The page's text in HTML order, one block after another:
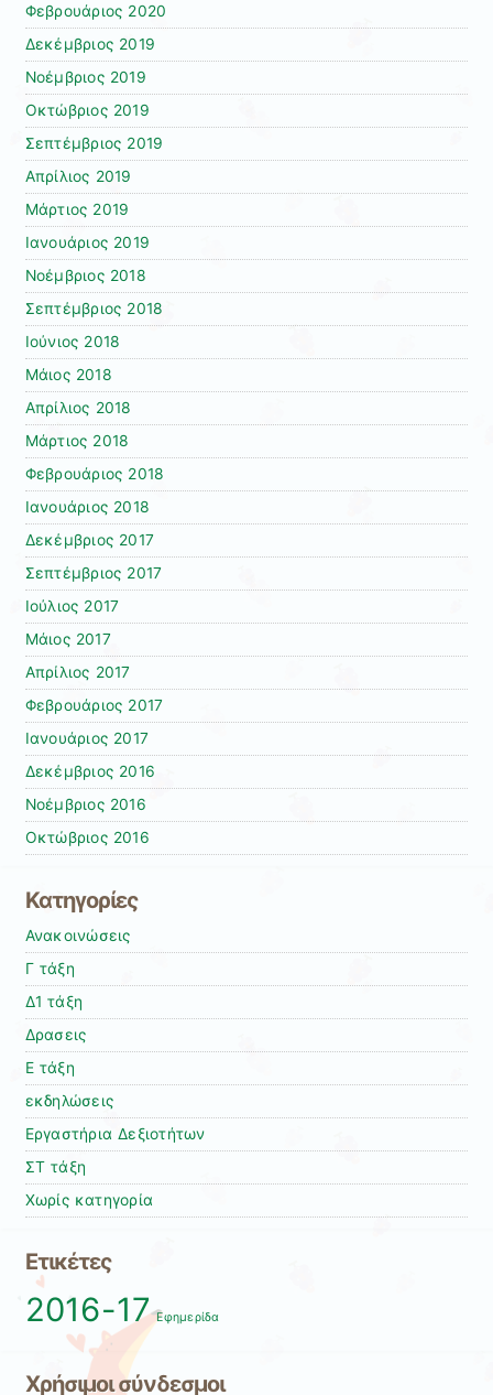
Φεβρουάριος 2020
Δεκέμβριος 2019
Νοέμβριος 2019
Οκτώβριος 2019
Σεπτέμβριος 2019
Απρίλιος 2019
Μάρτιος 2019
Ιανουάριος 2019
Νοέμβριος 2018
Σεπτέμβριος 2018
Ιούνιος 2018
Μάιος 2018
Απρίλιος 2018
Μάρτιος 2018
Φεβρουάριος 2018
Ιανουάριος 2018
Δεκέμβριος 2017
Σεπτέμβριος 2017
Ιούλιος 2017
Μάιος 2017
Απρίλιος 2017
Φεβρουάριος 2017
Ιανουάριος 2017
Δεκέμβριος 2016
Νοέμβριος 2016
Οκτώβριος 2016
Κατηγορίες
Ανακοινώσεις
Γ τάξη
Δ1 τάξη
Δρασεις
Ε τάξη
εκδηλώσεις
Εργαστήρια Δεξιοτήτων
ΣΤ τάξη
Χωρίς κατηγορία
Ετικέτες
2016-17 Εφημερίδα
Χρήσιμοι σύνδεσμοι